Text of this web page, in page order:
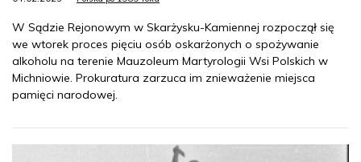
W Sądzie Rejonowym w Skarżysku-Kamiennej rozpoczął się
we wtorek proces pięciu osób oskarżonych o spożywanie
alkoholu na terenie Mauzoleum Martyrologii Wsi Polskich w
Michniowie. Prokuratura zarzuca im znieważenie miejsca
pamięci narodowej.